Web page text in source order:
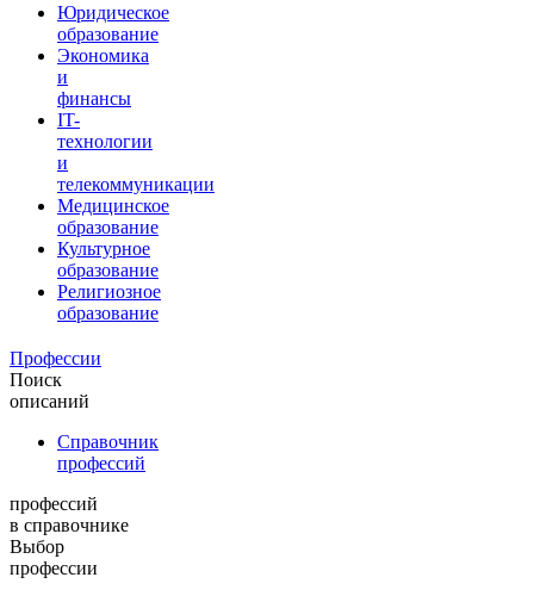
Юридическое
образование
Экономика
и
финансы
IT-
технологии
и
телекоммуникации
Медицинское
образование
Культурное
образование
Религиозное
образование
Профессии
Поиск
описаний
Справочник
профессий
профессий
в справочнике
Выбор
профессии